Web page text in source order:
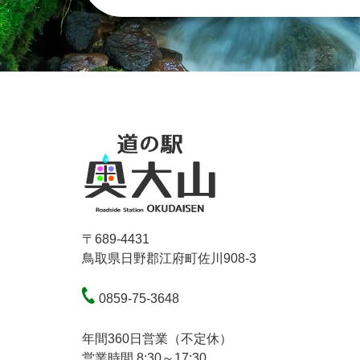
〒689-4431
鳥取県日野郡江府町佐川908-3
0859-75-3648
年間360日営業（不定休）